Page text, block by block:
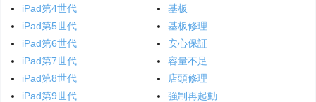
iPad第4世代
iPad第5世代
iPad第6世代
iPad第7世代
iPad第8世代
iPad第9世代
基板
基板修理
安心保証
容量不足
店頭修理
強制再起動